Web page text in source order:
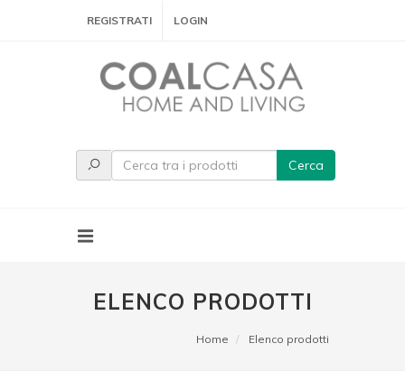
REGISTRATI LOGIN
Cerca
ELENCO PRODOTTI
Home Elenco prodotti